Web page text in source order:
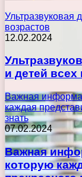
Ультразвуковая
возрастов
12.02.2024
и детей всех
Важная
каждая
знать
07.02.2024
Важная
которую